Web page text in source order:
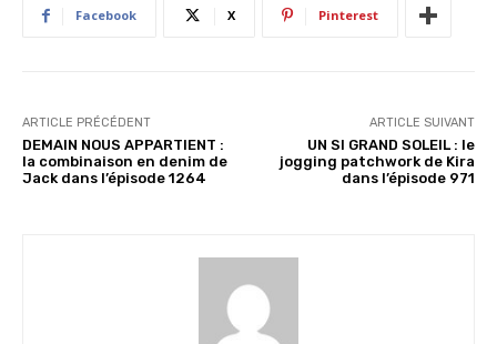
…
Facebook X Pinterest
ARTICLE PRÉCÉDENT
DEMAIN NOUS APPARTIENT :
la combinaison en denim de
Jack dans l’épisode 1264
ARTICLE SUIVANT
UN SI GRAND SOLEIL : le
jogging patchwork de Kira
dans l’épisode 971